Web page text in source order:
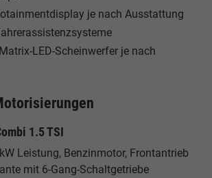
je nach Ausstattung
LED-Scheinwerfer je nach
1.5 TSI
Leistung, Benzinmotor, Frontantrieb
mit 6-Gang-Schaltgetriebe